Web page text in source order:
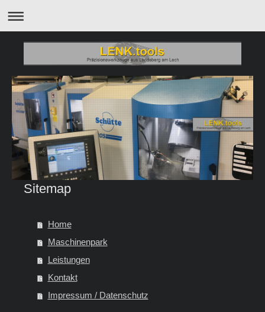
Sitemap
Home
Maschinenpark
Leistungen
Kontakt
Impressum / Datenschutz